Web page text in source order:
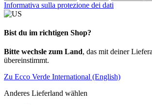
Informativa sulla protezione dei dati
Bist du im richtigen Shop?
Bitte wechsle zum Land, das mit deiner
übereinstimmt.
Zu Ecco Verde International (English)
Anderes Lieferland wählen